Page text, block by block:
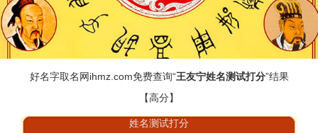
好名字取名网ihmz.com免费查询“王友宁姓名测试打分”结果
【高分】
姓名测试打分